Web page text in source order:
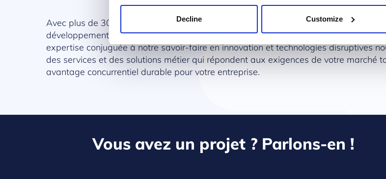
Decline Customize
Avec plus de 30 ans d’expérience sur le marché, nous mettons notre expérience au
développement et du déploiement de solutions sectorielles basées sur la
expertise conjuguée à notre savoir-faire en innovation et technologies disruptives
des services et des solutions métier qui répondent aux exigences de votre marché
avantage concurrentiel durable pour votre entreprise.
Vous avez un projet ? Parlons-en !